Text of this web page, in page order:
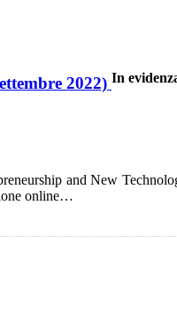
2022) In
and New
online…